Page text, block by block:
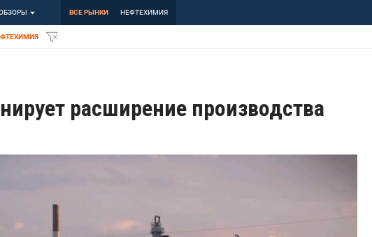
ВСЕ РЫНКИ НЕФТЕХИМИЯ
расширение производства